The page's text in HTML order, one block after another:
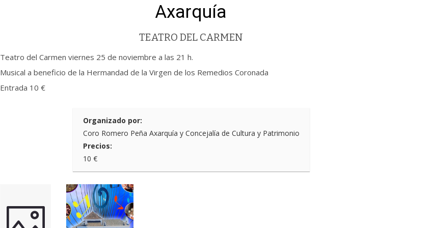
Axarquía
TEATRO DEL CARMEN
Teatro del Carmen viernes 25 de noviembre a las 21 h.
Musical a beneficio de la Hermandad de la Virgen de los Remedios Coronada
Entrada 10 €
Organizado por:
Coro Romero Peña Axarquía y Concejalía de Cultura y Patrimonio
Precios:
10 €